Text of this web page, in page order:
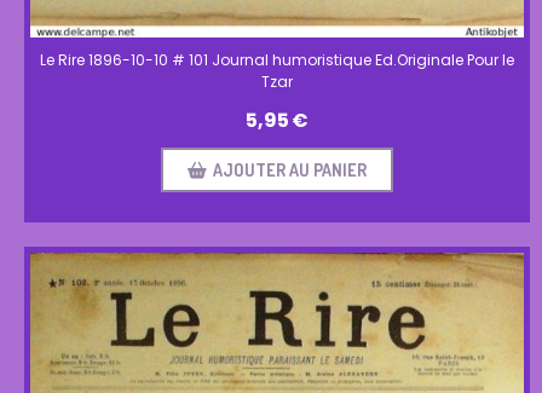
Le Rire 1896-10-10 # 101 Journal humoristique Ed.Originale Pour le
Tzar
5,95€
AJOUTER AU PANIER